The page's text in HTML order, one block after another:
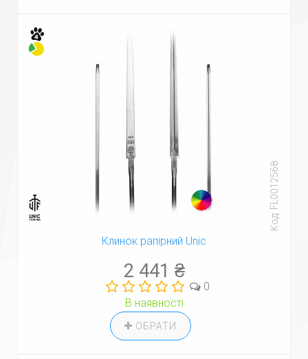
Код: FL0012568
Клинок рапірний Unic
2 441 ₴
0
В наявності
ОБРАТИ